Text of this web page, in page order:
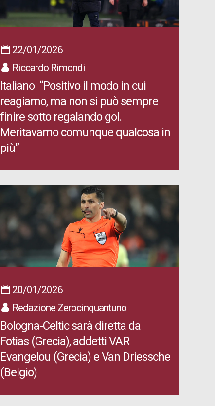
22/01/2026
Riccardo Rimondi
Italiano: “Positivo il modo in cui
reagiamo, ma non si può sempre
finire sotto regalando gol.
Meritavamo comunque qualcosa in
più”
20/01/2026
Redazione Zerocinquantuno
Bologna-Celtic sarà diretta da
Fotias (Grecia), addetti VAR
Evangelou (Grecia) e Van Driessche
(Belgio)